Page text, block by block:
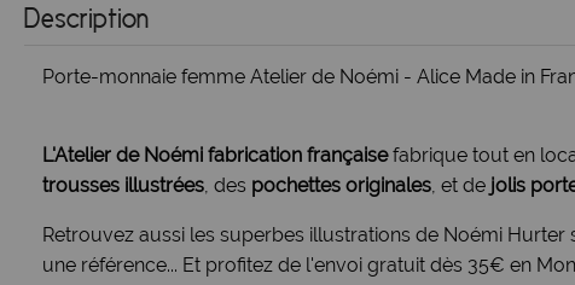
Description
Porte-monnaie femme Atelier de Noémi - Alice Made in
L'Atelier de Noémi fabrication françaisefabrique tout en
trousses illustrées , des pochettes originales , et de jolis
Retrouvez aussi les superbes illustrations de Noémi Hurter
une référence... Et profitez de l'envoi gratuit dès 35€ en